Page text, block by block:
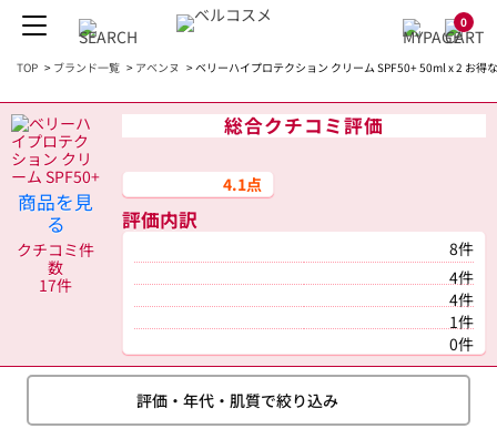
0
TOP > ブランド一覧 > アベンヌ >ベリーハイプロテクション クリーム SPF50+ 50ml x 2 お得
商品を見
る
クチコミ件
数
17件
総合クチコミ評価
4.1点
評価内訳
8件
4件
4件
1件
0件
評価・年代・肌質で絞り込み